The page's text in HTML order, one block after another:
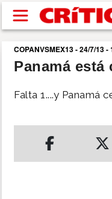
Pasar al contenido
buscar
COPANVSMEX13 - 24/7/13 -
Panamá está
Falta 1....y Panamá